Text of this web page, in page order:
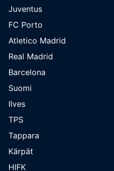
Juventus
FC Porto
Atletico Madrid
Real Madrid
Barcelona
Suomi
Ilves
TPS
Tappara
Kärpät
HIFK